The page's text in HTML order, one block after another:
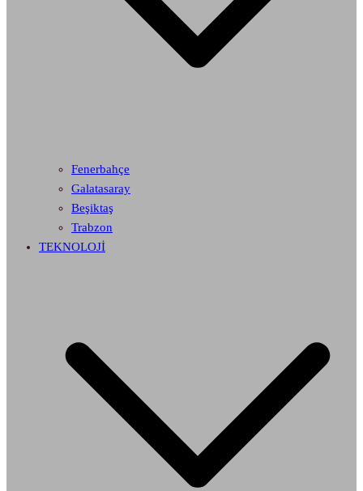
Fenerbahçe
Galatasaray
Beşiktaş
Trabzon
TEKNOLOJİ